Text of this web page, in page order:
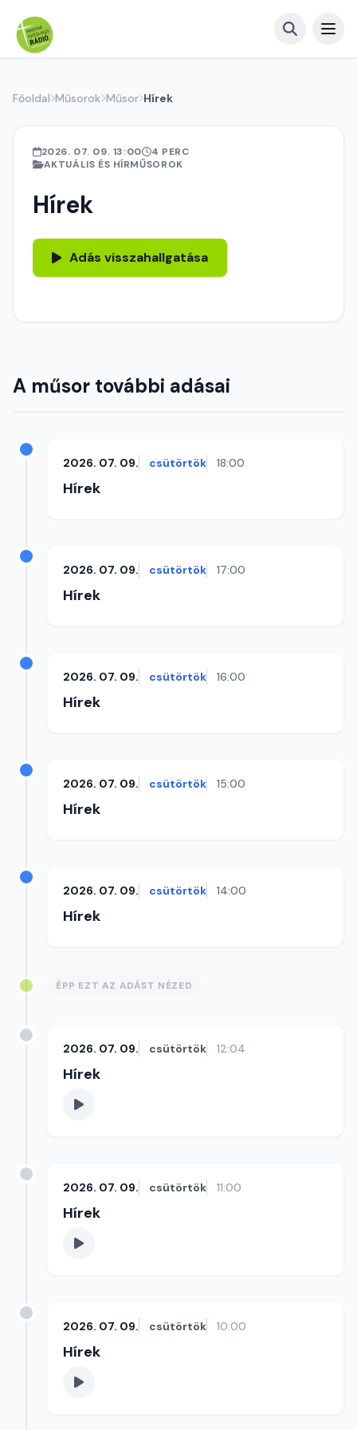
Főoldal Műsorok Műsor Hírek
2026. 07. 09. 13:00
4 PERC
AKTUÁLIS ÉS HÍRMŰSOROK
Hírek
Adás visszahallgatása
A műsor további adásai
2026. 07. 09. csütörtök 18:00
Hírek
2026. 07. 09. csütörtök 17:00
Hírek
2026. 07. 09. csütörtök 16:00
Hírek
2026. 07. 09. csütörtök 15:00
Hírek
2026. 07. 09. csütörtök 14:00
Hírek
ÉPP EZT AZ ADÁST NÉZED
2026. 07. 09. csütörtök 12:04
Hírek
2026. 07. 09. csütörtök 11:00
Hírek
2026. 07. 09. csütörtök 10:00
Hírek